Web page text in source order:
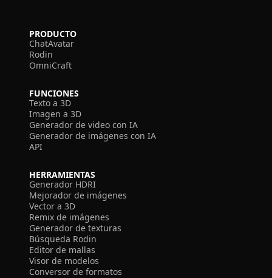
PRODUCTO
ChatAvatar
Rodin
OmniCraft
FUNCIONES
Texto a 3D
Imagen a 3D
Generador de video con IA
Generador de imágenes con IA
API
HERRAMIENTAS
Generador HDRI
Mejorador de imágenes
Vector a 3D
Remix de imágenes
Generador de texturas
Búsqueda Rodin
Editor de mallas
Visor de modelos
Conversor de formatos